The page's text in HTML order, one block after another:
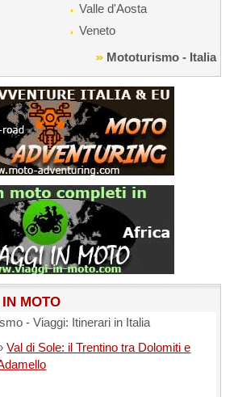
Valle d'Aosta
Veneto
Mototurismo - Italia
MOTO
- Viaggi: Itinerari in Italia
Val di Sole: il Trentino tra Dolomiti e